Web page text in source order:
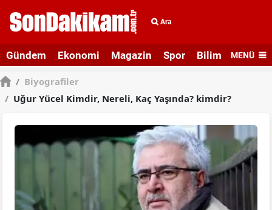
Ara
Gündem Ekonomi Magazin Spor Bilim veMENÜ
/ Biyografiler
/ Uğur Yücel Kimdir, Nereli, Kaç Yaşında? kimdir?